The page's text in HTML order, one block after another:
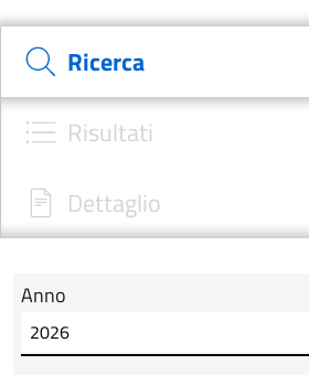
Cerca il documento e consulta il dettaglio
Ricerca
Risultati
Dettaglio
Modulo tab_ricerca_form
Anno